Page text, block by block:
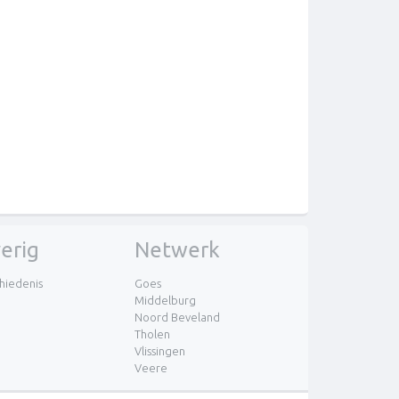
Netwerk
Goes
Middelburg
Noord Beveland
Tholen
Vlissingen
Veere